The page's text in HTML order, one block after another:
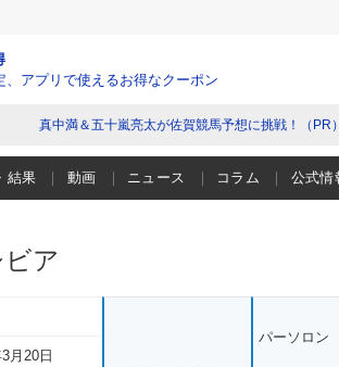
、アプリで使えるお得なクーポン
真中満＆五十嵐亮太が佐賀競馬予想に挑戦！（PR）
結果 動画 ニュース コラム 公式情
ア
月20日
パーソロン